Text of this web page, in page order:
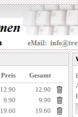
Preis
Gesamt
12.90
12.90
9.90
9.90
19.60
19.60